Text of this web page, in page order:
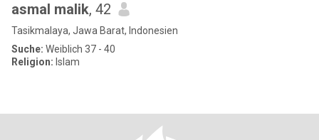
asmal malik, 42
Tasikmalaya, Jawa Barat, Indonesien
Suche: Weiblich 37 - 40
Religion: Islam